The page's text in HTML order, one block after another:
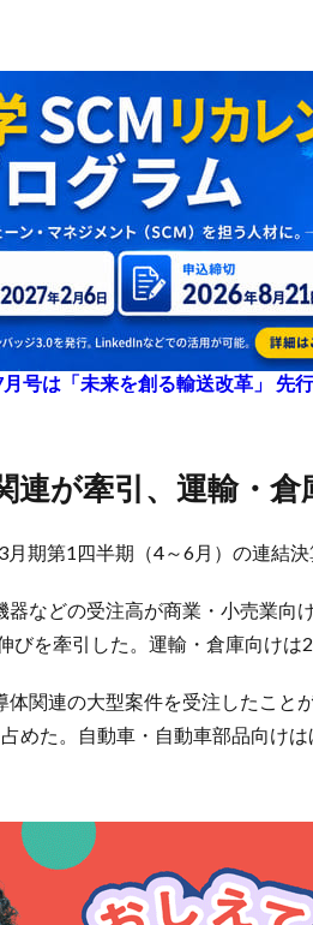
号は「未来を創る輸送改革」 先
連が牽引、運輸・
期第1四半期（4～6月）の連結決
器などの受注高が商業・小売業向
びを牽引した。運輸・倉庫向けは
体関連の大型案件を受注したこと
めた。自動車・自動車部品向けは